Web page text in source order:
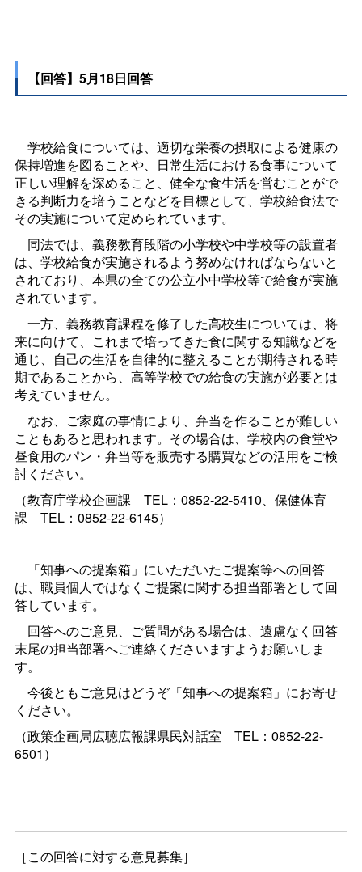
【回答】5月18日回答
学校給食については、適切な栄養の摂取による健康の
保持増進を図ることや、日常生活における食事について
正しい理解を深めること、健全な食生活を営むことがで
きる判断力を培うことなどを目標として、学校給食法で
その実施について定められています。
同法では、義務教育段階の小学校や中学校等の設置者
は、学校給食が実施されるよう努めなければならないと
されており、本県の全ての公立小中学校等で給食が実施
されています。
一方、義務教育課程を修了した高校生については、将
来に向けて、これまで培ってきた食に関する知識などを
通じ、自己の生活を自律的に整えることが期待される時
期であることから、高等学校での給食の実施が必要とは
考えていません。
なお、ご家庭の事情により、弁当を作ることが難しい
こともあると思われます。その場合は、学校内の食堂や
昼食用のパン・弁当等を販売する購買などの活用をご検
討ください。
（教育庁学校企画課 TEL：0852-22-5410、保健体育
課 TEL：0852-22-6145）
「知事への提案箱」にいただいたご提案等への回答
は、職員個人ではなくご提案に関する担当部署として回
答しています。
回答へのご意見、ご質問がある場合は、遠慮なく回答
末尾の担当部署へご連絡くださいますようお願いしま
す。
今後ともご意見はどうぞ「知事への提案箱」にお寄せ
ください。
（政策企画局広聴広報課県民対話室 TEL：0852-22-
6501）
［この回答に対する意見募集］